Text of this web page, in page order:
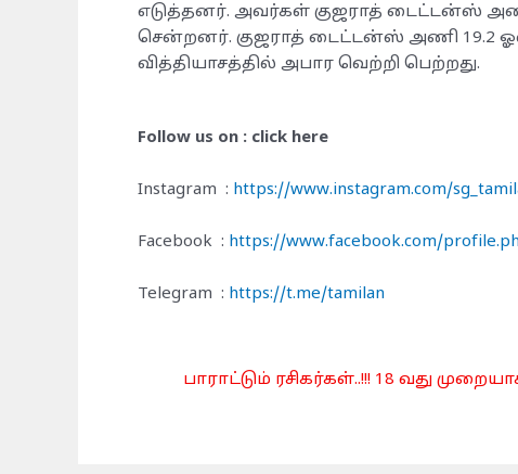
எடுத்தனர். அவர்கள் குஜராத் டைட்டன்ஸ்
சென்றனர். குஜராத் டைட்டன்ஸ் அணி 19.2
வித்தியாசத்தில் அபார வெற்றி பெற்றது.
Follow us on : click here
Instagram : https://www.instagram.com/
Facebook : https://www.facebook.com/
Telegram : https://t.me/tamilan
பாராட்டும் ரசிகர்கள்..!!! 18 வது